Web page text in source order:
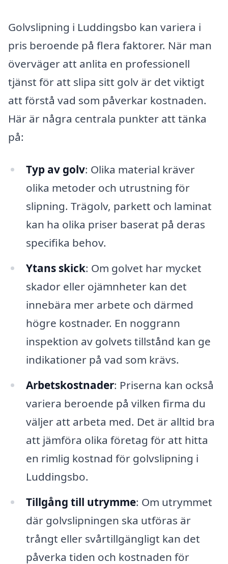
Golvslipning i Luddingsbo kan variera i
pris beroende på flera faktorer. När man
överväger att anlita en professionell
tjänst för att slipa sitt golv är det viktigt
att förstå vad som påverkar kostnaden.
Här är några centrala punkter att tänka
på:
Typ av golv: Olika material kräver
olika metoder och utrustning för
slipning. Trägolv, parkett och laminat
kan ha olika priser baserat på deras
specifika behov.
Ytans skick: Om golvet har mycket
skador eller ojämnheter kan det
innebära mer arbete och därmed
högre kostnader. En noggrann
inspektion av golvets tillstånd kan ge
indikationer på vad som krävs.
Arbetskostnader: Priserna kan också
variera beroende på vilken firma du
väljer att arbeta med. Det är alltid bra
att jämföra olika företag för att hitta
en rimlig kostnad för golvslipning i
Luddingsbo.
Tillgång till utrymme: Om utrymmet
där golvslipningen ska utföras är
trångt eller svårtillgängligt kan det
påverka tiden och kostnaden för